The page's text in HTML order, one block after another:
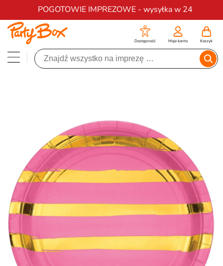
POGOTOWIE IMPREZOWE - wysyłka w 24
Darmowa dostawa na zamówienia od 200 zł
Dostępność Moje konto Koszyk